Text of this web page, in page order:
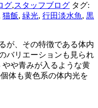
グ,スタッフブログ タグ:
猫飯, 緑光, 行田淡水魚, 黒
が、その特徴である体内
バリエーションも見られ
や青みが入るような黄
体も黄色系の体内光を